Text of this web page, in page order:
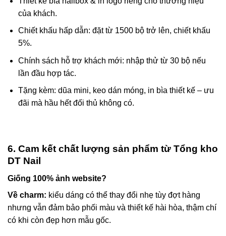
của khách.
Chiết khấu hấp dẫn: đặt từ 1500 bộ trở lên, chiết khấu
5%.
Chính sách hỗ trợ khách mới: nhập thử từ 30 bộ nếu
lần đầu hợp tác.
Tặng kèm: dũa mini, keo dán móng, in bìa thiết kế – ưu
đãi mà hầu hết đối thủ không có.
6. Cam kết chất lượng sản phẩm từ Tổng kho
DT Nail
Giống 100% ảnh website?
Về charm: kiểu dáng có thể thay đổi nhẹ tùy đợt hàng
nhưng vẫn đảm bảo phối màu và thiết kế hài hòa, thậm chí
có khi còn đẹp hơn mẫu gốc.